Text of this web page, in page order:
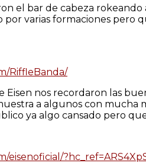
el bar de cabeza
varias formaciones pero
RiffleBanda/
Eisen nos recordaron las
a algunos con mucha
ya algo cansado pero
eisenoficial/